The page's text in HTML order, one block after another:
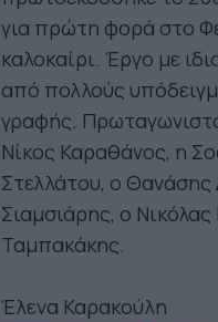
για πρώτη φορά στο
καλοκαίρι. Έργο με
από πολλούς
γραφής.
Νίκος Καραθάνος, η
Στελλάτου, ο Θανάσης
Σιαμσιάρης, ο
Ταμπακάκης.
Έλενα Καρακούλη